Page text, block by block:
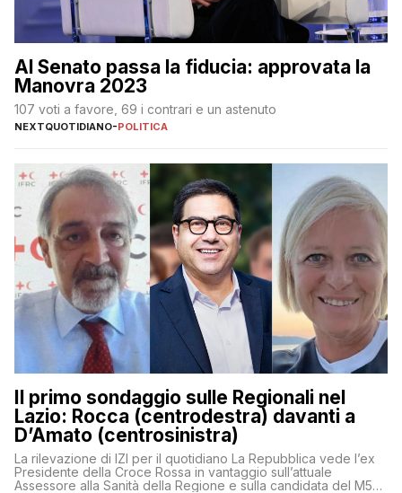
Al Senato passa la fiducia: approvata la
Manovra 2023
107 voti a favore, 69 i contrari e un astenuto
NEXTQUOTIDIANO-POLITICA
Il primo sondaggio sulle Regionali nel
Lazio: Rocca (centrodestra) davanti a
D’Amato (centrosinistra)
La rilevazione di IZI per il quotidiano La Repubblica vede l’ex
Presidente della Croce Rossa in vantaggio sull’attuale
Assessore alla Sanità della Regione e sulla candidata del M5S